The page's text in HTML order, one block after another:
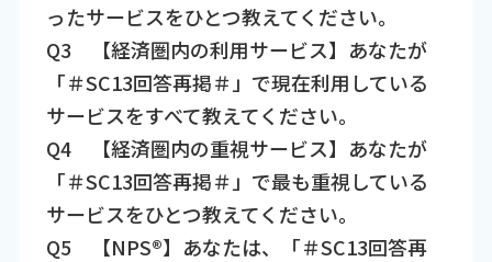
ったサービスをひとつ教えてください。
Q3 【経済圏内の利用サービス】あなたが
「＃SC13回答再掲＃」で現在利用している
サービスをすべて教えてください。
Q4 【経済圏内の重視サービス】あなたが
「＃SC13回答再掲＃」で最も重視している
サービスをひとつ教えてください。
Q5 【NPS®】あなたは、「＃SC13回答再